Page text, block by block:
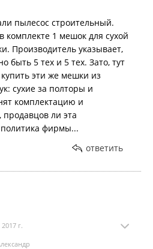
пылесос строительный.
комплекте 1 мешок для сухой
Производитель указывает,
быть 5 тех и 5 тех. Зато, тут
эти же мешки из
сухие за полторы и
комплектацию и
ли эта
фирмы...
ответить
г.